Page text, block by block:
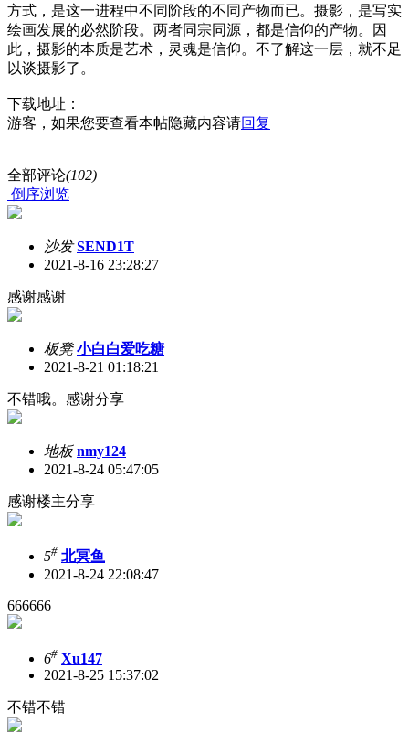
方式，是这一进程中不同阶段的不同产物而已。摄影，是写实
绘画发展的必然阶段。两者同宗同源，都是信仰的产物。因
此，摄影的本质是艺术，灵魂是信仰。不了解这一层，就不足
以谈摄影了。
下载地址：
游客，如果您要查看本帖隐藏内容请回复
全部评论(102)
倒序浏览
沙发 SEND1T
2021-8-16 23:28:27
感谢感谢
板凳 小白白爱吃糖
2021-8-21 01:18:21
不错哦。感谢分享
地板 nmy124
2021-8-24 05:47:05
感谢楼主分享
5# 北冥鱼
2021-8-24 22:08:47
666666
6# Xu147
2021-8-25 15:37:02
不错不错